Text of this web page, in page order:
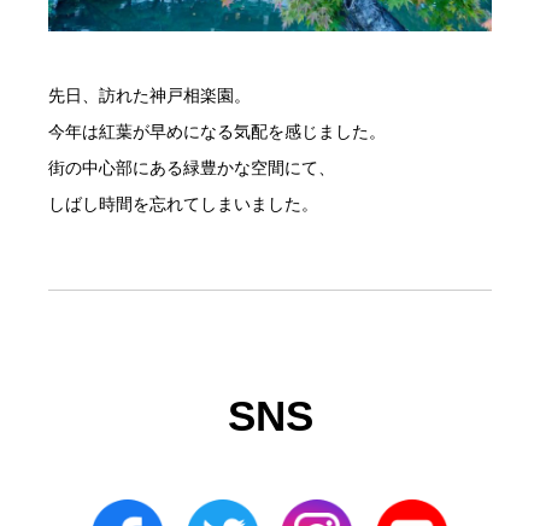
先日、訪れた神戸相楽園。
今年は紅葉が早めになる気配を感じました。
街の中心部にある緑豊かな空間にて、
しばし時間を忘れてしまいました。
SNS